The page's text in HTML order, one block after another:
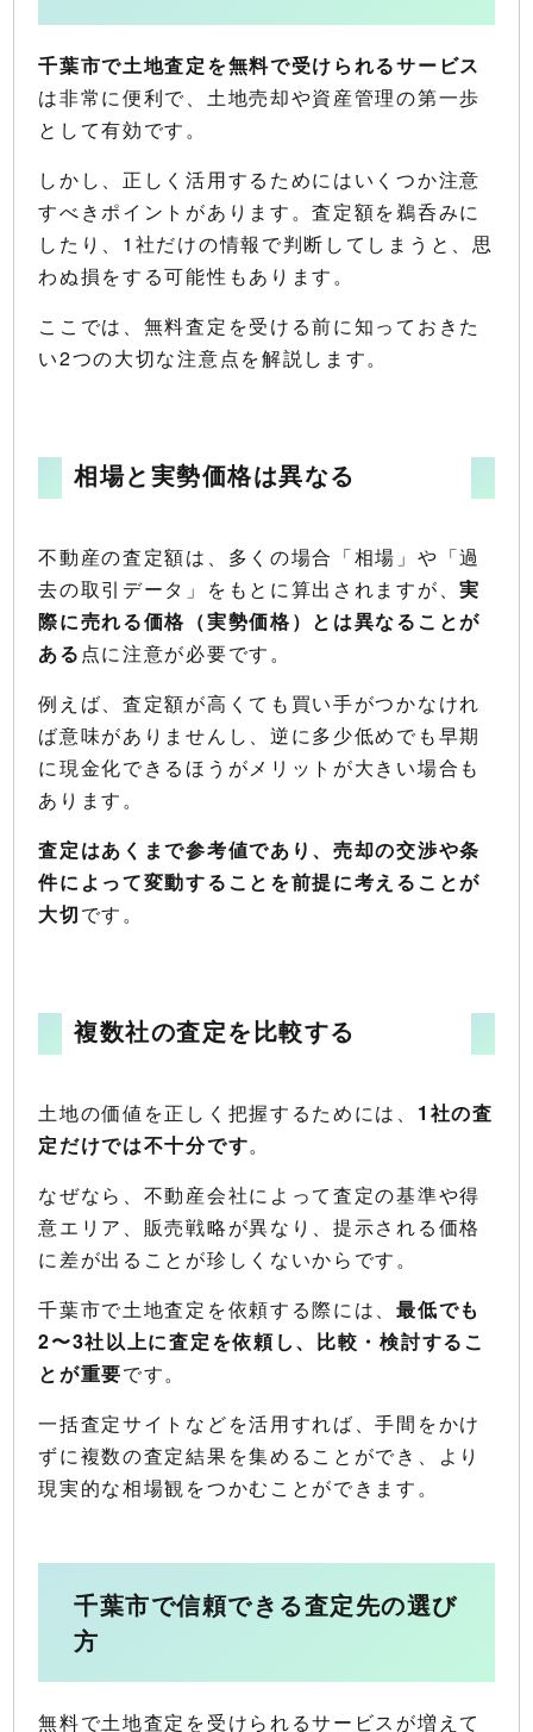
千葉市で土地査定を無料で受けられるサービス
は非常に便利で、土地売却や資産管理の第一歩
として有効です。
しかし、正しく活用するためにはいくつか注意
すべきポイントがあります。査定額を鵜呑みに
したり、1社だけの情報で判断してしまうと、思
わぬ損をする可能性もあります。
ここでは、無料査定を受ける前に知っておきた
い2つの大切な注意点を解説します。
相場と実勢価格は異なる
不動産の査定額は、多くの場合「相場」や「過
去の取引データ」をもとに算出されますが、実
際に売れる価格（実勢価格）とは異なることが
ある 点に注意が必要です。
例えば、査定額が高くても買い手がつかなけれ
ば意味がありませんし、逆に多少低めでも早期
に現金化できるほうがメリットが大きい場合も
あります。
査定はあくまで参考値であり、売却の交渉や条
件によって変動することを前提に考えることが
大切です。
複数社の査定を比較する
土地の価値を正しく把握するためには、 1社の査
定だけでは不十分です。
なぜなら、不動産会社によって査定の基準や得
意エリア、販売戦略が異なり、提示される価格
に差が出ることが珍しくないからです。
千葉市で土地査定を依頼する際には、最低でも
2〜3社以上に査定を依頼し、比較・検討するこ
とが重要です。
一括査定サイトなどを活用すれば、手間をかけ
ずに複数の査定結果を集めることができ、より
現実的な相場観をつかむことができます。
千葉市で信頼できる査定先の選び
方
無料で土地査定を受けられるサービスが増えて